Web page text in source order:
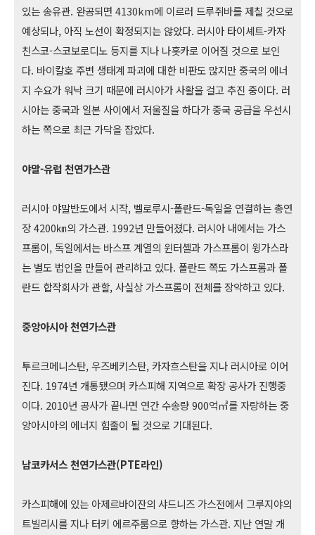
있는 송유관. 완공되면 4130km에 이르러 드루쥐바를 제칠 것으로
예상되나, 아직 노선이 확정되지는 않았다. 러시아 타이셰트-카자
친스코-스코보로디노 등지를 지나 나홋카로 이어질 것으로 보인
다. 바이칼호 주변 생태계 파괴에 대한 비판도 많지만 중국의 에너
지 수요가 워낙 크기 때문에 러시아가 사활을 걸고 추진 중이다. 러
시아는 중국과 일본 사이에서 저울질을 하다가 중국 공급을 우선시
하는 쪽으로 최근 가닥을 잡았다.
야말-유럽 천연가스관
러시아 야말반도에서 시작, 벨로루시-폴란드-독일을 연결하는 총연
장 4200㎞의 가스관. 1992년 만들어졌다. 러시아 내에서는 가스
프롬이, 독일에서는 바스프 계열의 윈터셸과 가스프롬이 윙가스라
는 별도 법인을 만들어 관리하고 있다. 폴란드 쪽도 가스프롬과 폴
란드 합작회사가 관할, 사실상 가스프롬이 전체를 장악하고 있다.
중앙아시아 천연가스관
투르크메니스탄, 우즈베키스탄, 카자흐스탄을 지나 러시아로 이어
진다. 1974년 개통됐으며 카스피해 지역으로 확장 공사가 진행중
이다. 2010년 공사가 끝나면 연간 수송량 900억㎥를 자랑하는 중
앙아시아의 에너지 힘줄이 될 것으로 기대된다.
남코카서스 천연가스관(PTE라인)
카스피해에 있는 아제르바이잔의 샤드니즈 가스전에서 그루지야의
트빌리시를 지나 터키 에르주룸으로 향하는 가스관. 지난 연말 개